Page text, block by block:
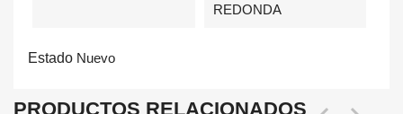
REDONDA
Estado Nuevo
PRODUCTOS RELACIONADOS